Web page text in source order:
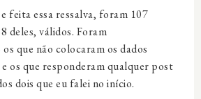
feita essa ressalva, foram 107
deles, válidos. Foram
que não colocaram os dados
os que responderam qualquer post
dois que eu falei no início.